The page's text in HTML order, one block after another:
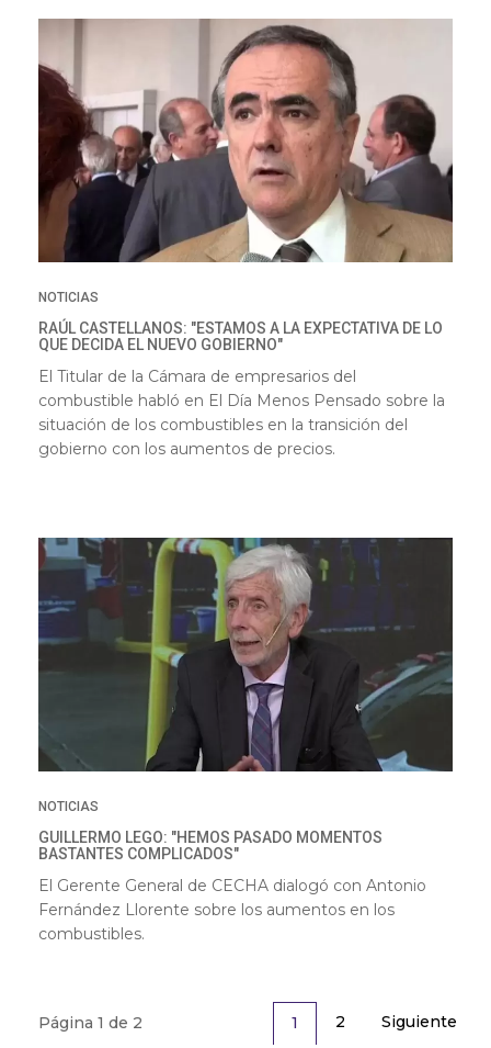
NOTICIAS
RAÚL CASTELLANOS: "ESTAMOS A LA EXPECTATIVA DE LO
QUE DECIDA EL NUEVO GOBIERNO"
El Titular de la Cámara de empresarios del
combustible habló en El Día Menos Pensado sobre la
situación de los combustibles en la transición del
gobierno con los aumentos de precios.
NOTICIAS
GUILLERMO LEGO: "HEMOS PASADO MOMENTOS
BASTANTES COMPLICADOS"
El Gerente General de CECHA dialogó con Antonio
Fernández Llorente sobre los aumentos en los
combustibles.
1 2 Siguiente
Página 1 de 2